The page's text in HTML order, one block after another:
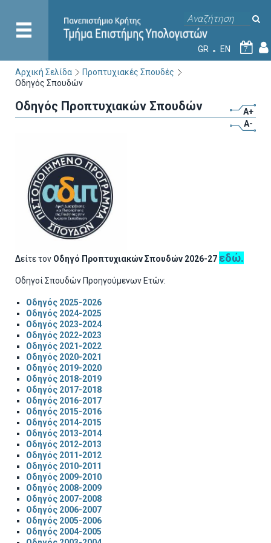
GR EN 7
Αρχική Σελίδα
Προπτυχιακές Σπουδές
Οδηγός Σπουδών
Οδηγός Προπτυχιακών Σπουδών
A+
A-
Δείτε τον Οδηγό Προπτυχιακών Σπουδών 2026-27 εδώ.
Οδηγοί Σπουδών Προηγούμενων Ετών:
Οδηγός 2025-2026
Οδηγός 2024-2025
Οδηγός 2023-2024
Οδηγός 2022-2023
Οδηγός 2021-2022
Οδηγός 2020-2021
Οδηγός 2019-2020
Οδηγός 2018-2019
Οδηγός 2017-2018
Οδηγός 2016-2017
Οδηγός 2015-2016
Οδηγός 2014-2015
Οδηγός 2013-2014
Οδηγός 2012-2013
Οδηγός 2011-2012
Οδηγός 2010-2011
Οδηγός 2009-2010
Οδηγός 2008-2009
Οδηγός 2007-2008
Οδηγός 2006-2007
Οδηγός 2005-2006
Οδηγός 2004-2005